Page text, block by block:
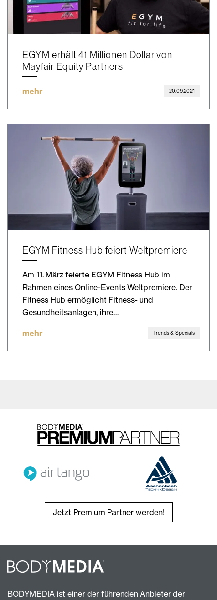
EGYM erhält 41 Millionen Dollar von
Mayfair Equity Partners
mehr 20.09.2021
EGYM Fitness Hub feiert Weltpremiere
Am 11. März feierte EGYM Fitness Hub im
Rahmen eines Online-Events Weltpremiere. Der
Fitness Hub ermöglicht Fitness- und
Gesundheitsanlagen, ihre…
mehr Trends & Specials
Jetzt Premium Partner werden!
BODYMEDIA ist einer der führenden Anbieter der